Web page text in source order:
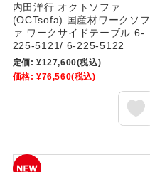
内田洋行 オクトソファ
(OCTsofa) 国産材ワークソフ
ァ ワークサイドテーブル 6-
225-5121/ 6-225-5122
定価: ¥127,600(税込)
価格: ¥76,560(税込)